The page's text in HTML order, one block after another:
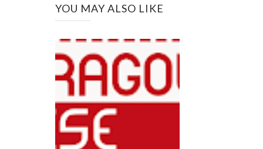
YOU MAY ALSO LIKE